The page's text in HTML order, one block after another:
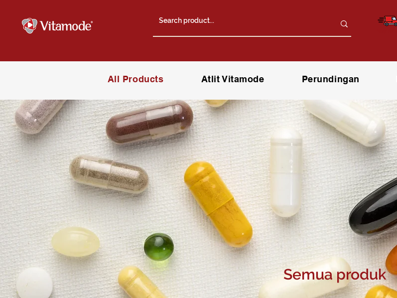
All Products Atlit Vitamode Perundingan
Semua produk